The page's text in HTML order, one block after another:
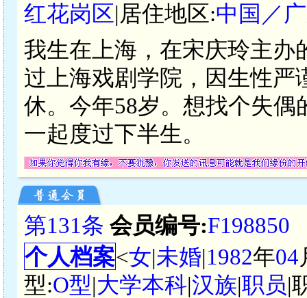
红花岗区|居住地区:中国／
我生在上海，在宋庆玲主办
过上海戏剧学院，因生性严
休。今年58岁。想找个失
一起度过下半生。
第131条 会员编号:F198850
个人档案<女|未婚|1982年04
型:O型|大学本科|汉族|职员|